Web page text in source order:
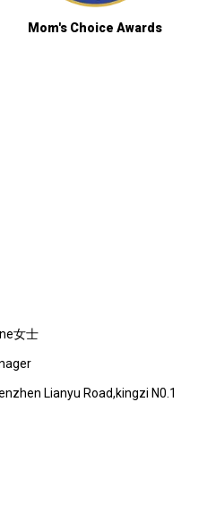
Mom's Choice Awards
女士
Lianyu Road,kingzi N0.1